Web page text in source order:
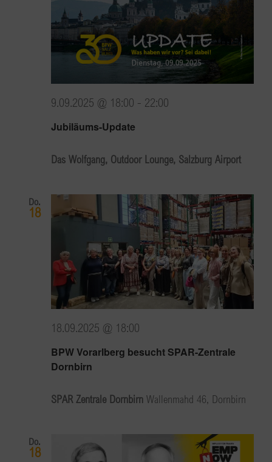
Jubiläums-Update
9.09.2025 @ 18:00 - 22:00
Das Wolfgang, Outdoor Lounge, Salzburg Airport
Do.
18
BPW Vorarlberg besucht SPAR-Zentrale
Dornbirn
18.09.2025 @ 18:00
SPAR Zentrale Dornbirn Wallenmahd 46, Dornbirn
Do.
18